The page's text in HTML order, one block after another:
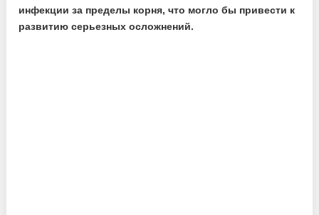
инфекции за пределы корня, что могло бы привести к
развитию серьезных осложнений.